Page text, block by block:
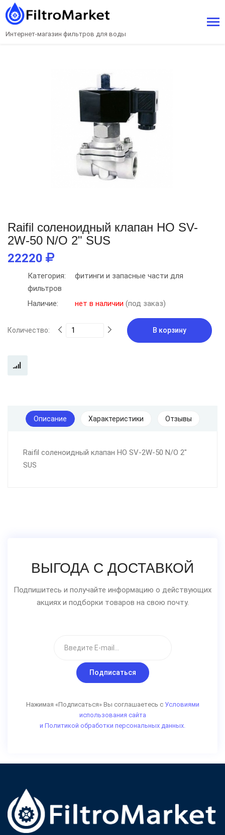
Интернет-магазин фильтров для воды
Raifil соленоидный клапан НО SV-
2W-50 N/O 2" SUS
22220
Категория:
фитинги и запасные части для
фильтров
Наличие:
нет в наличии (под заказ)
Количество: В корзину
Описание Характеристики Отзывы
Raifil соленоидный клапан НО SV-2W-50 N/O 2"
SUS
ВЫГОДА С ДОСТАВКОЙ
Подпишитесь и получайте информацию о действующих
акциях и подборки товаров на свою почту.
Подписаться
Нажимая «Подписаться» Вы соглашаетесь с Условиями
использования сайта
и Политикой обработки персональных данных.